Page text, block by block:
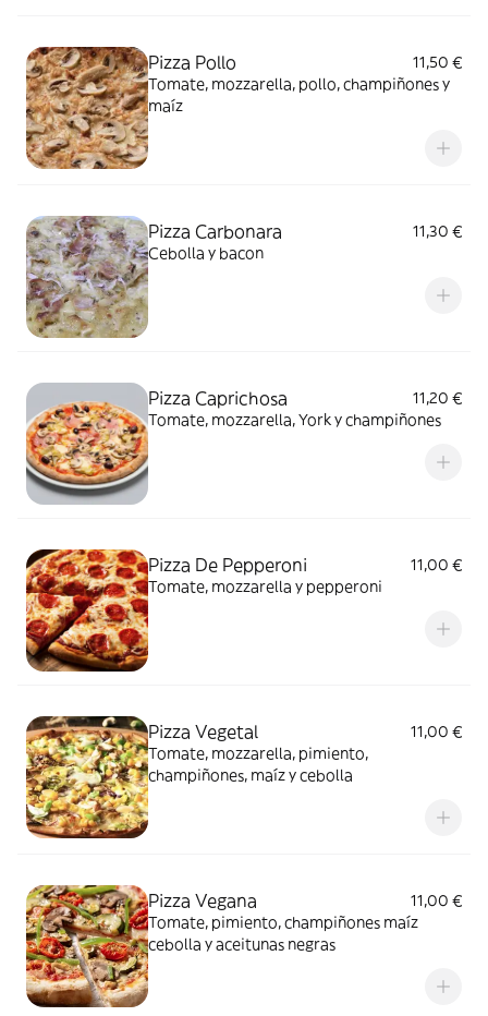
Pizza Pollo
11,50 €
Tomate, mozzarella, pollo, champiñones y
maíz
Pizza Carbonara
11,30 €
Cebolla y bacon
Pizza Caprichosa
11,20 €
Tomate, mozzarella, York y champiñones
Pizza De Pepperoni
11,00 €
Tomate, mozzarella y pepperoni
Pizza Vegetal
11,00 €
Tomate, mozzarella, pimiento,
champiñones, maíz y cebolla
Pizza Vegana
11,00 €
Tomate, pimiento, champiñones maíz
cebolla y aceitunas negras